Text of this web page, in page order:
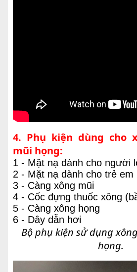
4. Phụ kiện dùng cho
mũi họng:
1 - Mặt nạ dành cho người
2 - Mặt nạ dành cho trẻ em
3 - Càng xông mũi
4 - Cốc đựng thuốc xông
5 - Càng xông họng
6 - Dây dẫn hơi
Bộ phụ kiện sử dụng
họng.